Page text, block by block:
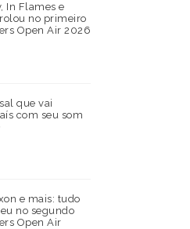
In Flames e
no primeiro
Open Air 2026
que vai
com seu som
e mais: tudo
no segundo
Open Air